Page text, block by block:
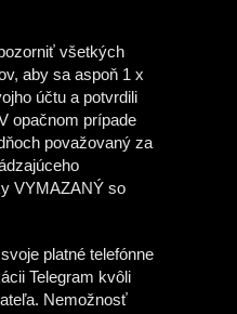
všetkých
aby sa aspoň 1 x
účtu a potvrdili
opačnom prípade
považovaný za
VYMAZANÝ so
platné telefónne
Telegram kvôli
Nemožnosť